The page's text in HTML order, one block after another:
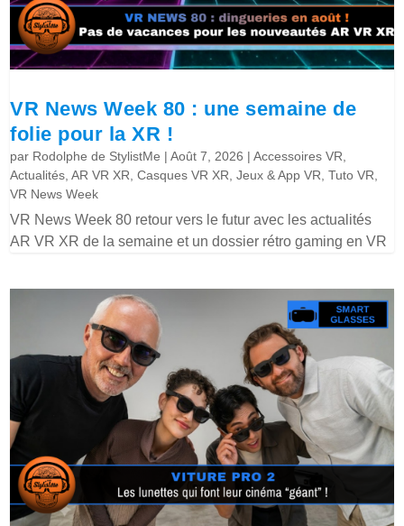
VR News Week 80 : une semaine de
folie pour la XR !
par Rodolphe de StylistMe |Août 7, 2026 |Accessoires VR
Actualités ,AR VR XR ,Casques VR XR ,Jeux & App VR ,Tuto VR
VR News Week
VR News Week 80 retour vers le futur avec les actualités
AR VR XR de la semaine et un dossier rétro gaming en VR